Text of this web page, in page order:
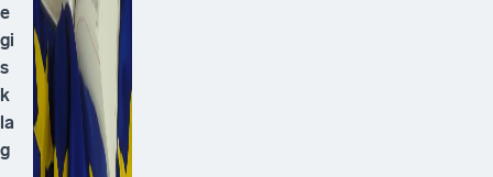
e
gi
s
k
la
g